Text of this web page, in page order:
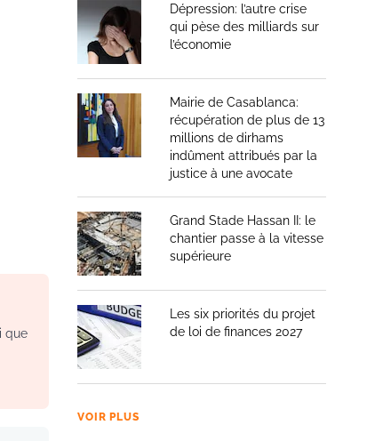
que
Dépression: l’autre crise
qui pèse des milliards sur
l’économie
Mairie de Casablanca:
récupération de plus de 13
millions de dirhams
indûment attribués par la
justice à une avocate
Grand Stade Hassan II: le
chantier passe à la vitesse
supérieure
Les six priorités du projet
de loi de finances 2027
VOIR PLUS